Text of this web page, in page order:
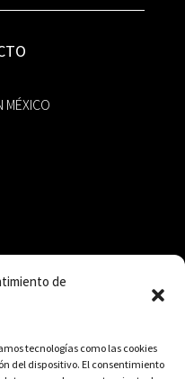
de
tecnologías como las cookies
del dispositivo. El consentimiento
MÉXICO